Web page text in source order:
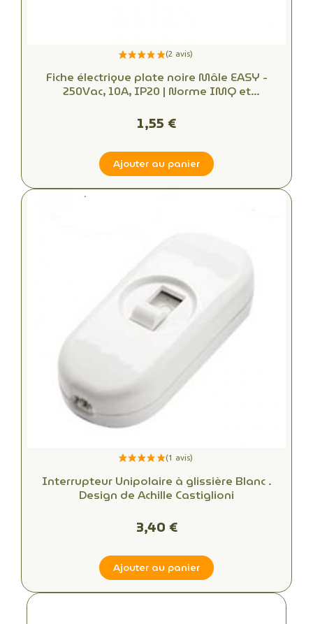
Fiche électrique plate noire Mâle EASY -
250Vac, 10A, IP20 | Norme IMQ et
électrique idéale
1,55 €
Ajouter au panier
Interrupteur Unipolaire à glissière Blanc .
Design de Achille Castiglioni
3,40 €
Ajouter au panier